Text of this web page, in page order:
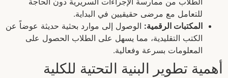
للتعامل مع مرضى حقيقيين في البداية.
المكتبات الرقمية: الوصول إلى موارد بحثية حديثة عوضاً عن
الكتب التقليدية، مما يسهل على الطلاب الحصول على
المعلومات بسرعة وفعالية.
أهمية تطوير البنية التحتية للكلية